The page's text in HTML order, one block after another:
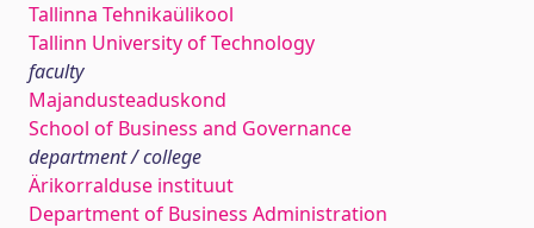
Tallinna Tehnikaülikool
Tallinn University of Technology
faculty
Majandusteaduskond
School of Business and Governance
department / college
Ärikorralduse instituut
Department of Business Administration